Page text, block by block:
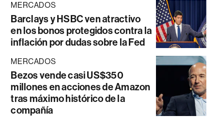
MERCADOS
Barclays y HSBC ven atractivo
en los bonos protegidos contra la
inflación por dudas sobre la Fed
MERCADOS
Bezos vende casi US$350
millones en acciones de Amazon
tras máximo histórico de la
compañía